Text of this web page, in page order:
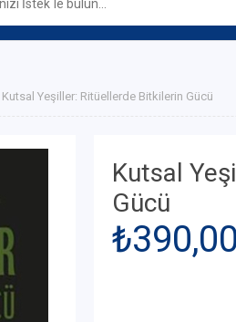
Kutsal Yeşiller: Ritüellerde Bitkilerin Gücü
Kutsal
Gücü
₺390,00